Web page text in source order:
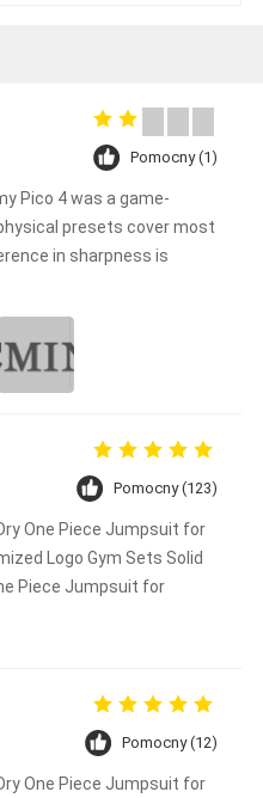
Pomocny (1)
Pico 4 was a game-
presets cover most
in sharpness is
Pomocny (123)
One Piece Jumpsuit for
Logo Gym Sets Solid
Piece Jumpsuit for
Pomocny (12)
One Piece Jumpsuit for